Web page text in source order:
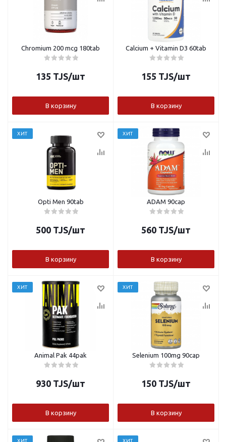
Chromium 200 mcg 180tab
135 TJS/шт
В корзину
Calcium + Vitamin D3 60tab
155 TJS/шт
В корзину
ХИТ
Opti Men 90tab
500 TJS/шт
В корзину
ХИТ
ADAM 90cap
560 TJS/шт
В корзину
ХИТ
Animal Pak 44pak
930 TJS/шт
В корзину
ХИТ
Selenium 100mg 90cap
150 TJS/шт
В корзину
ХИТ ХИТ